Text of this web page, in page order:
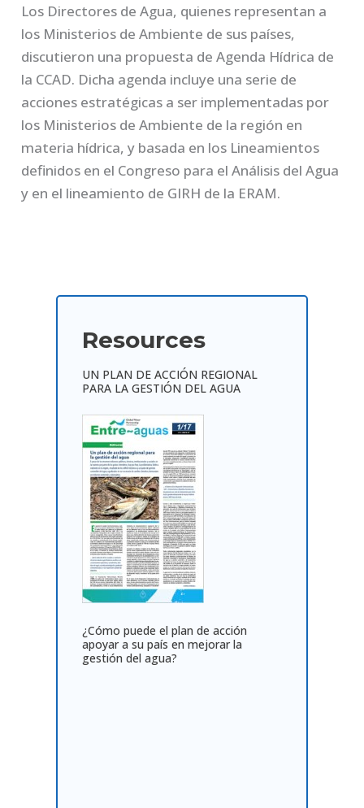
Resources
UN PLAN DE ACCIÓN REGIONAL
PARA LA GESTIÓN DEL AGUA
¿Cómo puede el plan de acción
apoyar a su país en mejorar la
gestión del agua?
Los Directores de Agua, quienes representan a
los Ministerios de Ambiente de sus países,
discutieron una propuesta de Agenda Hídrica de
la CCAD. Dicha agenda incluye una serie de
acciones estratégicas a ser implementadas por
los Ministerios de Ambiente de la región en
materia hídrica, y basada en los Lineamientos
definidos en el Congreso para el Análisis del Agua
y en el lineamiento de GIRH de la ERAM.